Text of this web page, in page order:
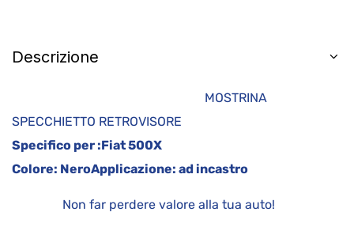
Descrizione
MOSTRINA
SPECCHIETTO RETROVISORE
Specifico per :Fiat 500X
Colore: NeroApplicazione: ad incastro
Non far perdere valore alla tua auto!